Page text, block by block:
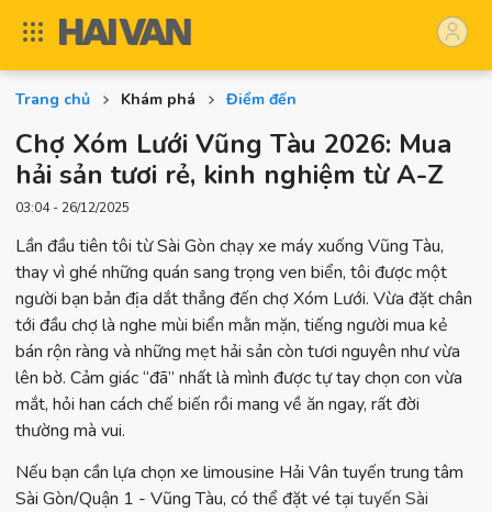
Trang chủ Khám phá Điểm đến
Chợ Xóm Lưới Vũng Tàu 2026: Mua
hải sản tươi rẻ, kinh nghiệm từ A-Z
03:04 - 26/12/2025
Lần đầu tiên tôi từ Sài Gòn chạy xe máy xuống Vũng Tàu,
thay vì ghé những quán sang trọng ven biển, tôi được một
người bạn bản địa dắt thẳng đến chợ Xóm Lưới. Vừa đặt chân
tới đầu chợ là nghe mùi biển mằn mặn, tiếng người mua kẻ
bán rộn ràng và những mẹt hải sản còn tươi nguyên như vừa
lên bờ. Cảm giác “đã” nhất là mình được tự tay chọn con vừa
mắt, hỏi han cách chế biến rồi mang về ăn ngay, rất đời
thường mà vui.
Nếu bạn cần lựa chọn xe limousine Hải Vân tuyến trung tâm
Sài Gòn/Quận 1 - Vũng Tàu, có thể đặt vé tại tuyến Sài